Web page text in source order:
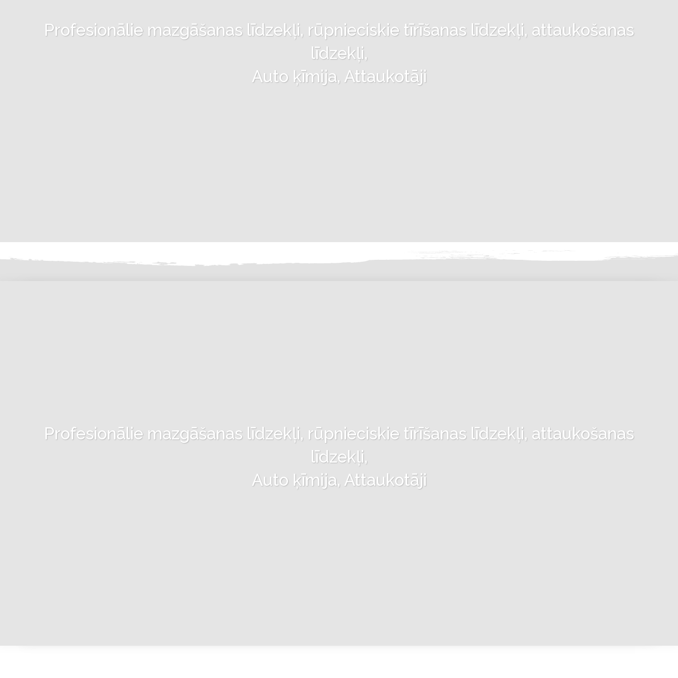
Profesionālie mazgāšanas līdzekļi, rūpnieciskie tīrīšanas līdzekļi, attaukošanas
līdzekļi,
Auto ķīmija, Attaukotāji
Profesionālie mazgāšanas līdzekļi, rūpnieciskie tīrīšanas līdzekļi, attaukošanas
līdzekļi,
Auto ķīmija, Attaukotāji